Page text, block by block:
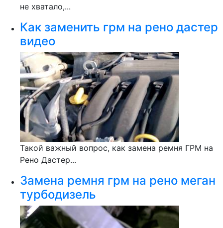
не хватало,...
Как заменить грм на рено дастер
видео
Такой важный вопрос, как замена ремня ГРМ на
Рено Дастер...
Замена ремня грм на рено меган
турбодизель